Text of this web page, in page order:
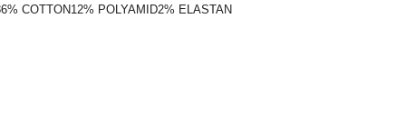
COTTON12% POLYAMID2% ELASTAN